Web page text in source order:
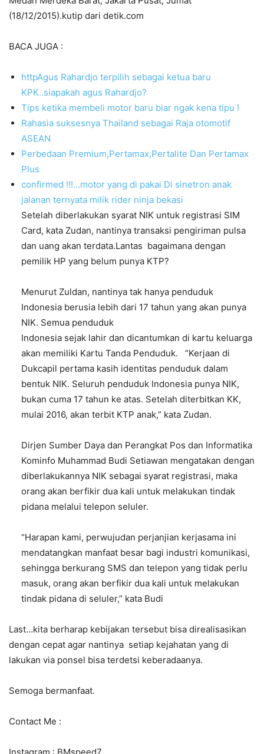
(18/12/2015).kutip dari detik.com
BACA JUGA :
httpAgus Rahardjo terpilih sebagai ketua baru
KPK..siapakah agus Rahardjo?
Tips ketika membeli motor baru biar ngak kena tipu !
Rahasia suksesnya Thailand sebagai Raja otomotif
ASEAN
Perbedaan Premium,Pertamax,Pertalite Dan Pertamax
Plus
confirmed !!!…motor yang di pakai Di sinetron anak
jalanan ternyata milik rider ninja bekasi
Setelah diberlakukan syarat NIK untuk registrasi SIM
Card, kata Zudan, nantinya transaksi pengiriman pulsa
dan uang akan terdata.Lantas bagaimana dengan
pemilik HP yang belum punya KTP?
Menurut Zuldan, nantinya tak hanya penduduk
Indonesia berusia lebih dari 17 tahun yang akan punya
NIK. Semua penduduk
Indonesia sejak lahir dan dicantumkan di kartu keluarga
akan memiliki Kartu Tanda Penduduk. “Kerjaan di
Dukcapil pertama kasih identitas penduduk dalam
bentuk NIK. Seluruh penduduk Indonesia punya NIK,
bukan cuma 17 tahun ke atas. Setelah diterbitkan KK,
mulai 2016, akan terbit KTP anak,” kata Zudan.
Dirjen Sumber Daya dan Perangkat Pos dan Informatika
Kominfo Muhammad Budi Setiawan mengatakan dengan
diberlakukannya NIK sebagai syarat registrasi, maka
orang akan berfikir dua kali untuk melakukan tindak
pidana melalui telepon seluler.
“Harapan kami, perwujudan perjanjian kerjasama ini
mendatangkan manfaat besar bagi industri komunikasi,
sehingga berkurang SMS dan telepon yang tidak perlu
masuk, orang akan berfikir dua kali untuk melakukan
tindak pidana di seluler,” kata Budi
Last…kita berharap kebijakan tersebut bisa direalisasikan
dengan cepat agar nantinya setiap kejahatan yang di
lakukan via ponsel bisa terdetsi keberadaanya.
Semoga bermanfaat.
Contact Me :